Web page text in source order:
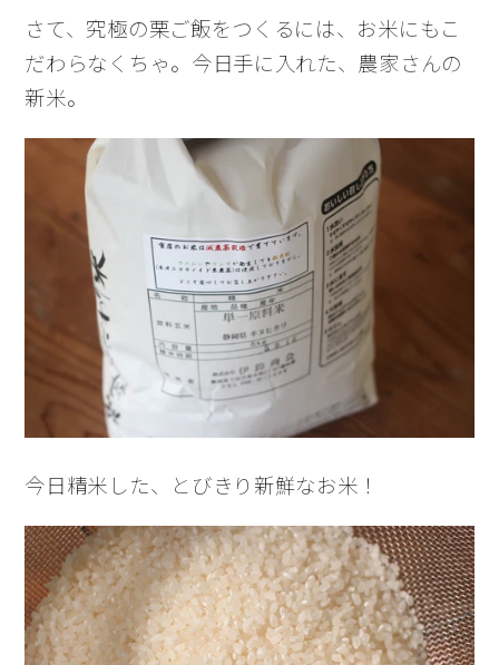
さて、究極の栗ご飯をつくるには、お米にもこ
だわらなくちゃ。今日手に入れた、農家さんの
新米。
今日精米した、とびきり新鮮なお米！